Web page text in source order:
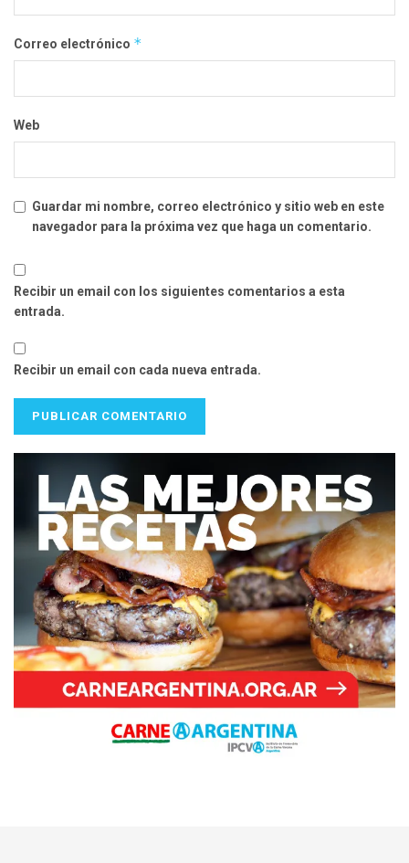
Correo electrónico *
Web
Guardar mi nombre, correo electrónico y sitio web en este
navegador para la próxima vez que haga un comentario.
Recibir un email con los siguientes comentarios a esta
entrada.
Recibir un email con cada nueva entrada.